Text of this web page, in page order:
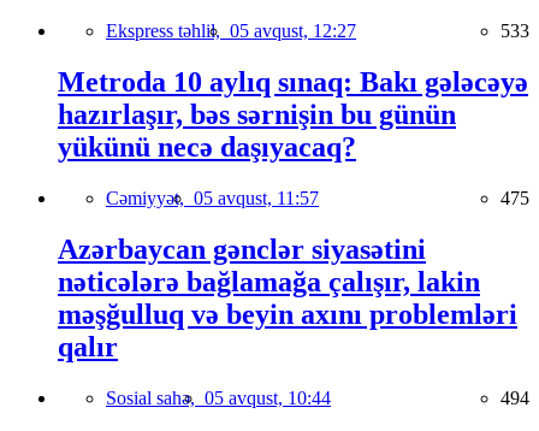
Ekspress təhlil, 05 avqust, 12:27 533
Metroda 10 aylıq sınaq: Bakı gələcəyə
hazırlaşır, bəs sərnişin bu günün
yükünü necə daşıyacaq?
Cəmiyyət, 05 avqust, 11:57 475
Azərbaycan gənclər siyasətini
nəticələrə bağlamağa çalışır, lakin
məşğulluq və beyin axını problemləri
qalır
Sosial sahə, 05 avqust, 10:44 494